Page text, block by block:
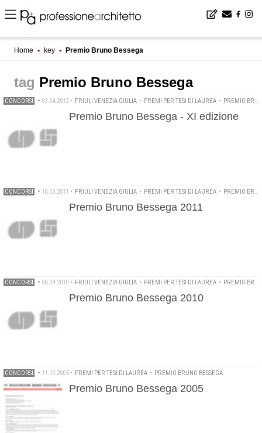
Home ▪ key ▪ Premio Bruno Bessega
Premio Bruno Bessega
CONCORSI • 03.04.2012 • FRIULI VENEZIA GIULIA • PREMI PER TESI DI LAUREA • PREMIO BRUNO BESSEGA
Premio Bruno Bessega - XI edizione
CONCORSI • 18.03.2011 • FRIULI VENEZIA GIULIA • PREMI PER TESI DI LAUREA • PREMIO BRUNO BESSEGA
Premio Bruno Bessega 2011
CONCORSI • 08.04.2010 • FRIULI VENEZIA GIULIA • PREMI PER TESI DI LAUREA • PREMIO BRUNO BESSEGA
Premio Bruno Bessega 2010
CONCORSI • 11.10.2005 • PREMI PER TESI DI LAUREA • PREMIO BRUNO BESSEGA
Premio Bruno Bessega 2005